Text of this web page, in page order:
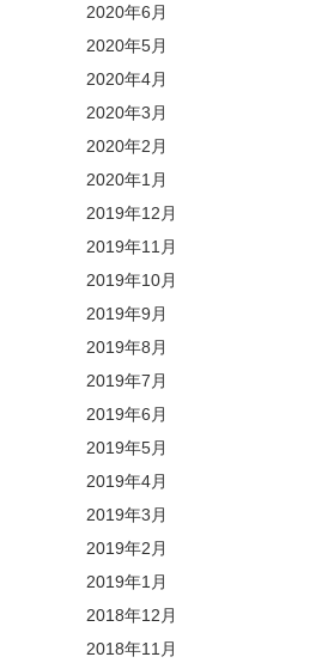
2020年6月
2020年5月
2020年4月
2020年3月
2020年2月
2020年1月
2019年12月
2019年11月
2019年10月
2019年9月
2019年8月
2019年7月
2019年6月
2019年5月
2019年4月
2019年3月
2019年2月
2019年1月
2018年12月
2018年11月